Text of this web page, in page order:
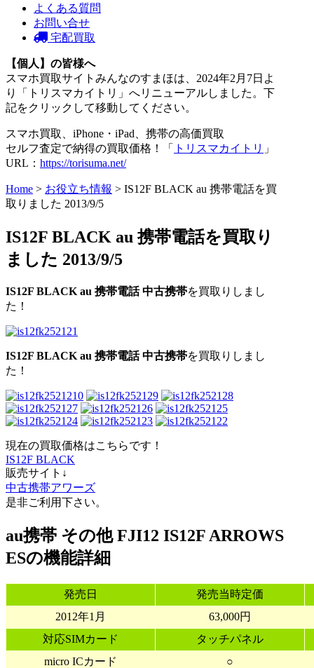
よくある質問
お問い合せ
宅配買取
【個人】の皆様へ
スマホ買取サイトみんなのすまほは、2024年2月7日よ
り「トリスマカイトリ」へリニューアルしました。下
記をクリックして移動してください。
スマホ買取、iPhone・iPad、携帯の高価買取
セルフ査定で納得の買取価格！「
トリスマカイトリ 」
URL： https://torisuma.net/
Home > お役立ち情報 > IS12F BLACK au 携帯電話を買
取りました 2013/9/5
IS12F BLACK au 携帯電話を買取り
ました 2013/9/5
IS12F BLACK au 携帯電話 中古携帯を買取りしまし
た！
IS12F BLACK au 携帯電話 中古携帯を買取りしまし
た！
現在の買取価格はこちらです！
IS12F BLACK
販売サイト↓
中古携帯アワーズ
是非ご利用下さい。
au携帯 その他 FJI12 IS12F ARROWS
ESの機能詳細
発売日
発売当時定価
2012年1月
63,000円
対応SIMカード
タッチパネル
micro ICカード
○